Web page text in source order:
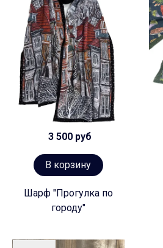
3 500 руб
В корзину
Шарф "Прогулка по
городу"